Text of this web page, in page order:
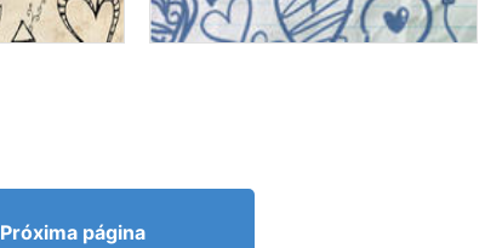
Próxima página